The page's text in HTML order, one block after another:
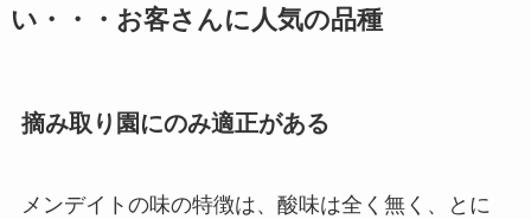
い・・・お客さんに人気の品種
摘み取り園にのみ適正がある
メンデイトの味の特徴は、酸味は全く無く、とに